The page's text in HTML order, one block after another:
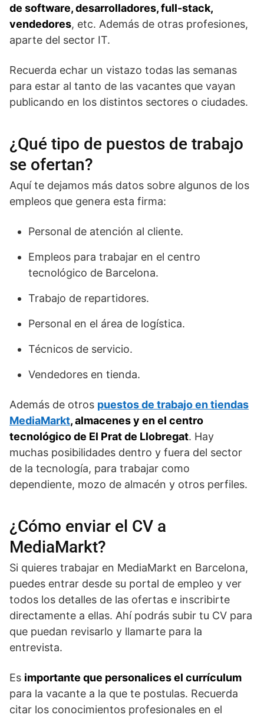
de software, desarrolladores, full-stack,
vendedores, etc. Además de otras profesiones,
aparte del sector IT.
Recuerda echar un vistazo todas las semanas
para estar al tanto de las vacantes que vayan
publicando en los distintos sectores o ciudades.
¿Qué tipo de puestos de trabajo
se ofertan?
Aquí te dejamos más datos sobre algunos de los
empleos que genera esta firma:
Personal de atención al cliente.
Empleos para trabajar en el centro
tecnológico de Barcelona.
Trabajo de repartidores.
Personal en el área de logística.
Técnicos de servicio.
Vendedores en tienda.
Además de otros puestos de trabajo en tiendas
MediaMarkt, almacenes y en el centro
tecnológico de El Prat de Llobregat. Hay
muchas posibilidades dentro y fuera del sector
de la tecnología, para trabajar como
dependiente, mozo de almacén y otros perfiles.
¿Cómo enviar el CV a
MediaMarkt?
Si quieres trabajar en MediaMarkt en Barcelona,
puedes entrar desde su portal de empleo y ver
todos los detalles de las ofertas e inscribirte
directamente a ellas. Ahí podrás subir tu CV para
que puedan revisarlo y llamarte para la
entrevista.
Es importante que personalices el currículum
para la vacante a la que te postulas. Recuerda
citar los conocimientos profesionales en el